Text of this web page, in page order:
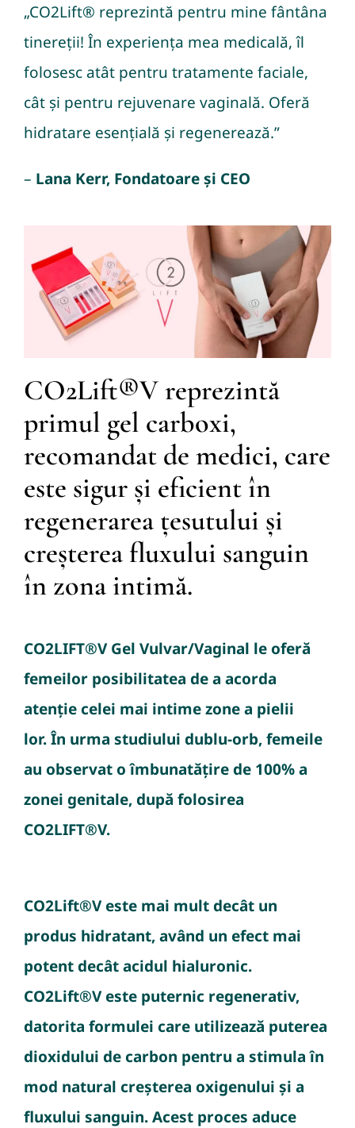
„CO2Lift® reprezintă pentru mine fântâna
tinereții! În experiența mea medicală, îl
folosesc atât pentru tratamente faciale,
cât și pentru rejuvenare vaginală. Oferă
hidratare esențială și regenerează.”
– Lana Kerr, Fondatoare și CEO
CO2Lift®V reprezintă
primul gel carboxi,
recomandat de medici, care
este sigur și eficient în
regenerarea țesutului și
creșterea fluxului sanguin
în zona intimă.
CO2LIFT®V Gel Vulvar/Vaginal le oferă
femeilor posibilitatea de a acorda
atenție celei mai intime zone a pielii
lor.În urma studiului dublu-orb, femeile
au observat o îmbunatățire de 100% a
zonei genitale, după folosirea
CO2LIFT®V.
CO2Lift®V este mai mult decât un
produs hidratant, având un efect mai
potent decât acidul hialuronic.
CO2Lift®V este puternic regenerativ,
datorita formulei care utilizează puterea
dioxidului de carbon pentru a stimula în
mod natural creșterea oxigenului și a
fluxului sanguin. Acest proces aduce